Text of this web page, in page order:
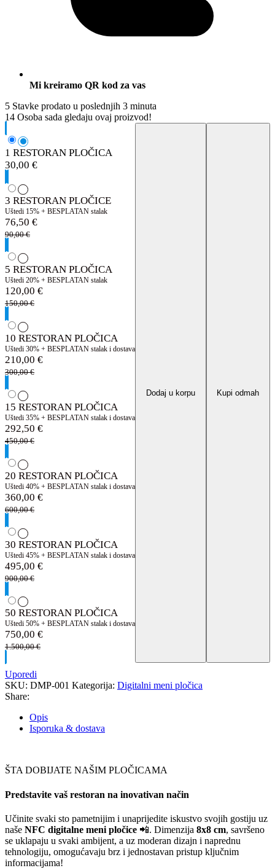
Mi kreiramo QR kod za vas
5 Stavke prodato u poslednjih 3 minuta
14 Osoba sada gledaju ovaj proizvod!
1 RESTORAN PLOČICA
30,00 €
3 RESTORAN PLOČICE
Uštedi 15% + BESPLATAN stalak
76,50 €
90,00€
5 RESTORAN PLOČICA
Uštedi 20% + BESPLATAN stalak
120,00 €
150,00€
10 RESTORAN PLOČICA
Uštedi 30% + BESPLATAN stalak i dostava
210,00 €
300,00€
15 RESTORAN PLOČICA
Uštedi 35% + BESPLATAN stalak i dostava
292,50 €
450,00€
20 RESTORAN PLOČICA
Uštedi 40% + BESPLATAN stalak i dostava
360,00 €
600,00€
30 RESTORAN PLOČICA
Uštedi 45% + BESPLATAN stalak i dostava
495,00 €
900,00€
50 RESTORAN PLOČICA
Uštedi 50% + BESPLATAN stalak i dostava
750,00 €
1.500,00€
Dodaj u korpu Kupi odmah
Uporedi
SKU: DMP-001 Kategorija: Digitalni meni pločica
Share:
Opis
Isporuka & dostava
ŠTA DOBIJATE NAŠIM PLOČICAMA
Predstavite vaš restoran na inovativan način
Učinite svaki sto pametnijim i unaprijedite iskustvo svojih gostiju uz
naše NFC digitalne meni pločice 📲. Dimenzija 8x8 cm, savršeno
se uklapaju u svaki ambijent, a uz moderan dizajn i naprednu
tehnologiju, omogućavaju brz i jednostavan pristup ključnim
informacijama!